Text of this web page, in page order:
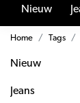
Nieuw
Home Tags
Nieuw
Jeans